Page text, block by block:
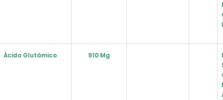
Ácido Glutámico 910 Mg